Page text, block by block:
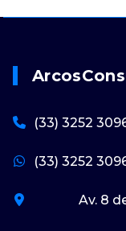
(33) 3252
(33) 3252
Av. 8